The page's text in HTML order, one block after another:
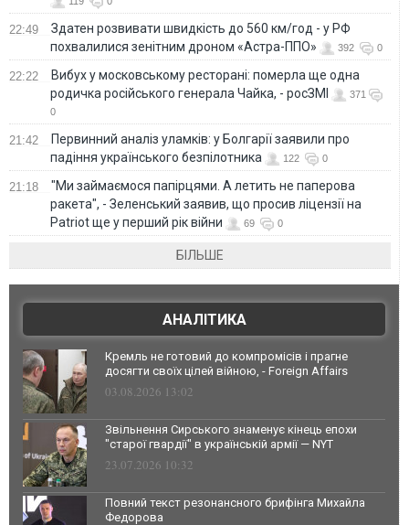
22:49
Здатен розвивати швидкість до 560 км/год - у РФ
похвалилися зенітним дроном «Астра-ППО»
392 0
22:22
Вибух у московському ресторані: померла ще одна
родичка російського генерала Чайка, - росЗМІ
371
0
21:42
Первинний аналіз уламків: у Болгарії заявили про
падіння українського безпілотника
122 0
21:18
"Ми займаємося папірцями. А летить не паперова
ракета", - Зеленський заявив, що просив ліцензії на
Patriot ще у перший рік війни
69 0
БІЛЬШЕ
АНАЛІТИКА
Кремль не готовий до компромісів і прагне
досягти своїх цілей війною, - Foreign Affairs
03.08.2026 13:02
Звільнення Сирського знаменує кінець епохи
"старої гвардії" в українській армії — NYT
23.07.2026 10:32
Повний текст резонансного брифінга Михайла
Федорова